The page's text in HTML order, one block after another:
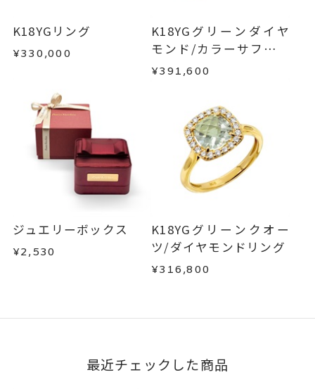
K18YGリング
¥330,000
K18YGグリーンダイヤ
モンド/カラーサファイ
ア/ダイヤモンドリング
¥391,600
ジュエリーボックス
¥2,530
K18YGグリーンクオー
ツ/ダイヤモンドリング
¥316,800
最近チェックした商品